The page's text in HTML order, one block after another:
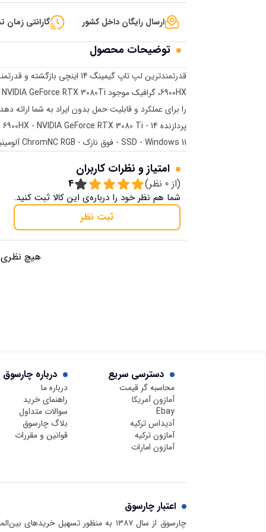
ارسال رایگان داخل کشور گارانتی زمان
توضیحات محصول
را برای عملکرد و قابلیت حمل بدون ایراد به شما ارائه
SSD - Windows 11 - فوق نازک - ChromNC RGB آلومینیومی
امتیاز و نظرات کاربران
(از0 نظر) 4
شما هم نظر خود را درباره‌ی این کالا ثبت کنید.
ثبت نظر
هیچ نظری
دسترسی سریع
محاسبه گر قیمت
آمازون آمریکا
Ebay
آدیداس ترکیه
آمازون ترکیه
آمازون امارات
درباره چارسوق
درباره ما
راهنمای خرید
سوالات متداول
بلاگ چارسوق
قوانین و مقررات
اعتبار چارسوق
چارسوق از سال ۱۳۸۷ به منظور تسهیل